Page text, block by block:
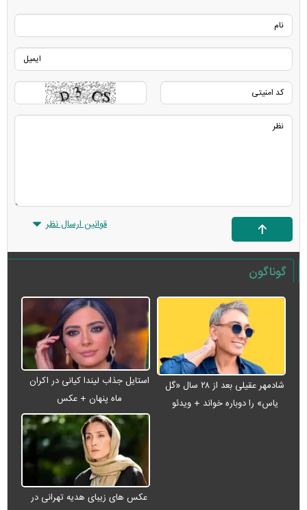
قوانین ارسال نظر
گوناگون
شادمهر عقیلی بعد از ۲۸ سال «گل
یاس» را دوباره خواند + ویدئو
استایل جذاب لیندا کیانی در اکران
ماه پنهان + عکس
عکس های زیبای هدیه تهرانی در